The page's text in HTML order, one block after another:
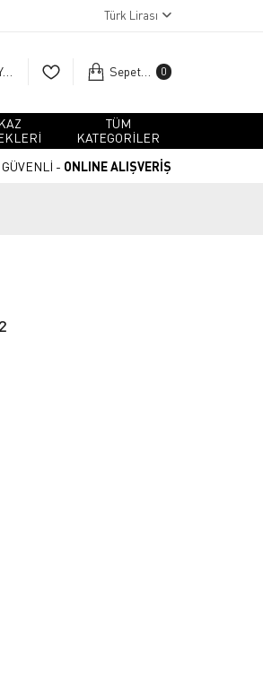
Türk Lirası
Giriş Yap Sepetim 0
TÜM
KATEGORİLER
GÜVENLİ - ONLINE ALIŞVERİŞ